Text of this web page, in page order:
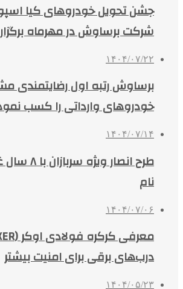
جشن تحویل خودروهای کیا
شرکت برساوش در مهرماه
۱۴۰۴/۰۷/۲۲
برساوش رتبه اول رضایتمندی
خودروهای وارداتی را کسب
۱۴۰۴/۰۷/۱۴
طرح انصار
نام
۱۴۰۴/۰۷/۰۶
درب‌های برقی برای امنیت بیشتر
۱۴۰۴/۰۵/۲۳